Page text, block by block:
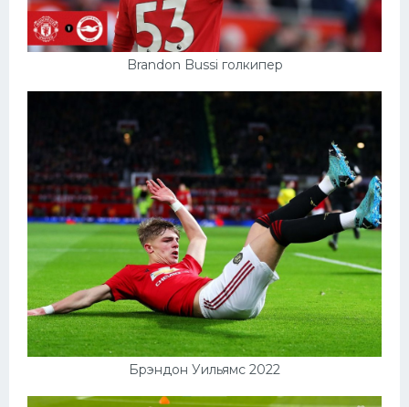
Brandon Bussi голкипер
Брэндон Уильямс 2022